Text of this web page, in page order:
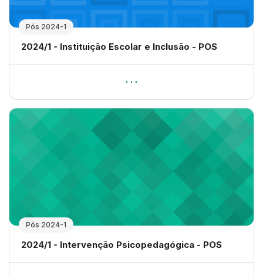
Pós 2024-1
Nome da disciplina
2024/1 - Instituição Escolar e Inclusão - POS
Pós 2024-1
Nome da disciplina
2024/1 - Intervenção Psicopedagógica - POS